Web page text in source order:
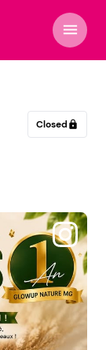
menu
Closed lock